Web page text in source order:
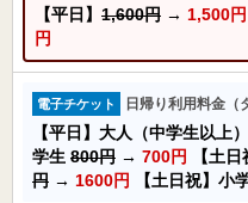
【平日】 1,600円 → 1,500円
円
電子チケット 日帰り利用料金（
【平日】大人（中学生以上）
学生 800円 → 700円 【土
円 → 1600円 【土日祝】小